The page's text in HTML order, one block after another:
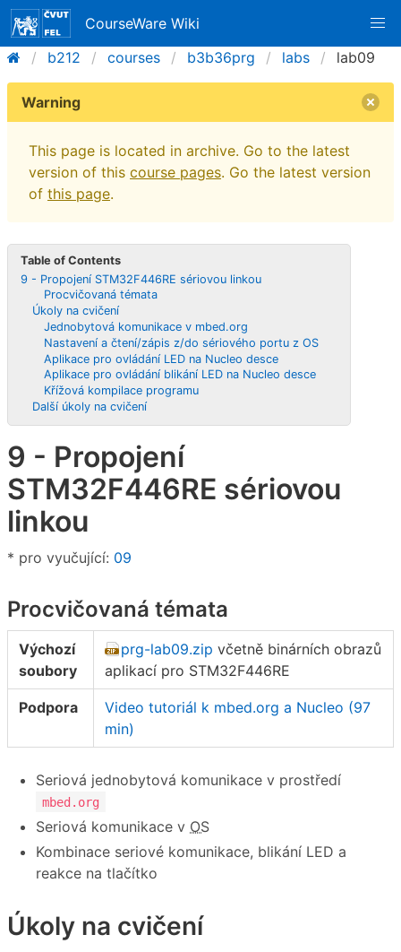
CourseWare Wiki
b212
courses b3b36prg labs lab09
Warning
This page is located in archive. Go to the latest
version of this course pages. Go the latest version
of this page.
Table of Contents
9 - Propojení STM32F446RE sériovou linkou
Procvičovaná témata
Úkoly na cvičení
Jednobytová komunikace v mbed.org
Nastavení a čtení/zápis z/do sériového portu z OS
Aplikace pro ovládání LED na Nucleo desce
Aplikace pro ovládání blikání LED na Nucleo desce
Křížová kompilace programu
Další úkoly na cvičení
9 - Propojení
STM32F446RE sériovou
linkou
* pro vyučující: 09
Procvičovaná témata
Výchozí
soubory
prg-lab09.zip včetně binárních obrazů
aplikací pro STM32F446RE
Podpora
Video tutoriál k mbed.org a Nucleo (97
min)
Seriová jednobytová komunikace v prostředí
mbed.org
Seriová komunikace v OS
Kombinace seriové komunikace, blikání LED a
reakce na tlačítko
Úkoly na cvičení